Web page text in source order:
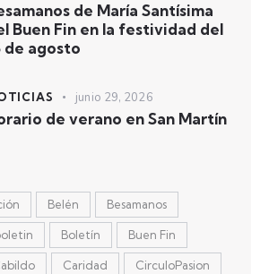
de María Santísima
Buen Fin en la festividad del
de agosto
junio 29, 2026
de verano en San Martín
Belén Besamanos
Boletín Buen Fin
Caridad CirculoPasion